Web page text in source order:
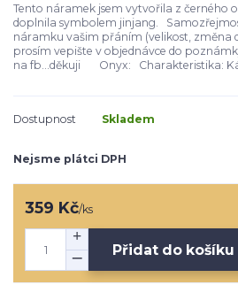
Tento náramek jsem vytvořila z černého
doplnila symbolem jinjang.
náramku vašim přáním (velikost, změna
prosím vepište v objednávce do
na fb...děkuji Onyx: Charakteristika:
Dostupnost Skladem
Nejsme plátci DPH
359 Kč/ks
Přidat do košíku